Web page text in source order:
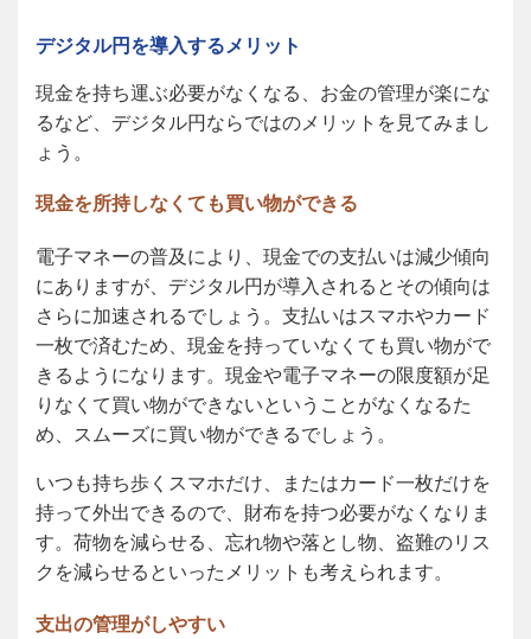
デジタル円を導入するメリット
現金を持ち運ぶ必要がなくなる、お金の管理が楽にな
るなど、デジタル円ならではのメリットを見てみまし
ょう。
現金を所持しなくても買い物ができる
電子マネーの普及により、現金での支払いは減少傾向
にありますが、デジタル円が導入されるとその傾向は
さらに加速されるでしょう。支払いはスマホやカード
一枚で済むため、現金を持っていなくても買い物がで
きるようになります。現金や電子マネーの限度額が足
りなくて買い物ができないということがなくなるた
め、スムーズに買い物ができるでしょう。
いつも持ち歩くスマホだけ、またはカード一枚だけを
持って外出できるので、財布を持つ必要がなくなりま
す。荷物を減らせる、忘れ物や落とし物、盗難のリス
クを減らせるといったメリットも考えられます。
支出の管理がしやすい